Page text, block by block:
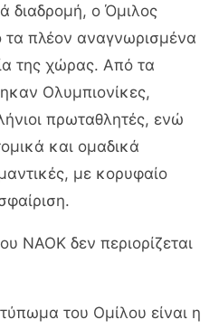
διαδρομή, ο Όμιλος
τα πλέον αναγνωρισμένα
της χώρας. Από τα
Ολυμπιονίκες,
πρωταθλητές, ενώ
και ομαδικά
με κορυφαίο
ΝΑΟΚ δεν περιορίζεται
του Ομίλου είναι η